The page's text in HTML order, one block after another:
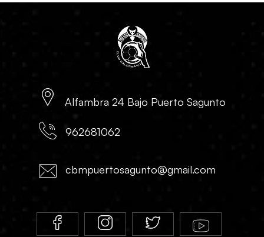
Alfambra 24 Bajo Puerto Sagunto
962681062
cbmpuertosagunto@gmail.com